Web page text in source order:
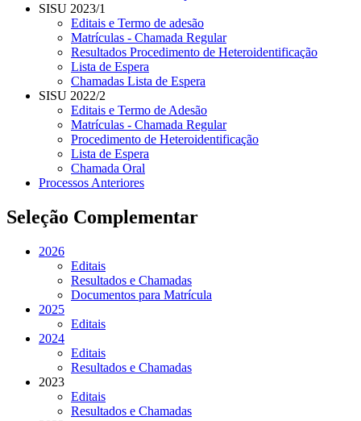
SISU 2023/1
Editais e Termo de adesão
Matrículas - Chamada Regular
Resultados Procedimento de Heteroidentificação
Lista de Espera
Chamadas Lista de Espera
SISU 2022/2
Editais e Termo de Adesão
Matrículas - Chamada Regular
Procedimento de Heteroidentificação
Lista de Espera
Chamada Oral
Processos Anteriores
Seleção Complementar
2026
Editais
Resultados e Chamadas
Documentos para Matrícula
2025
Editais
2024
Editais
Resultados e Chamadas
2023
Editais
Resultados e Chamadas